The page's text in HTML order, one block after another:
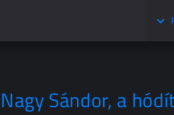
Nagy Sándor, a